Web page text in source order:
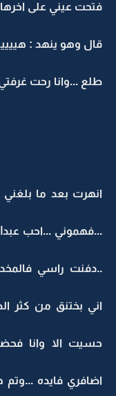
فتحت عيني على اخرها
قال وهو ينهد :
طلع ...وانا رحت
انهرت بعد ما بلغني
...فهموني ...احب
..دفنت راسي
اني بختنق من كثر
حسيت الا وانا
اضافري فايده ...وتم